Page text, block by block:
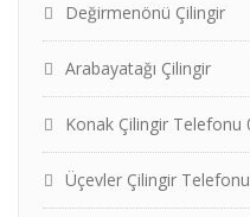
Değirmenönü Çilingir
Arabayatağı Çilingir
Konak Çilingir Telefonu
Üçevler Çilingir